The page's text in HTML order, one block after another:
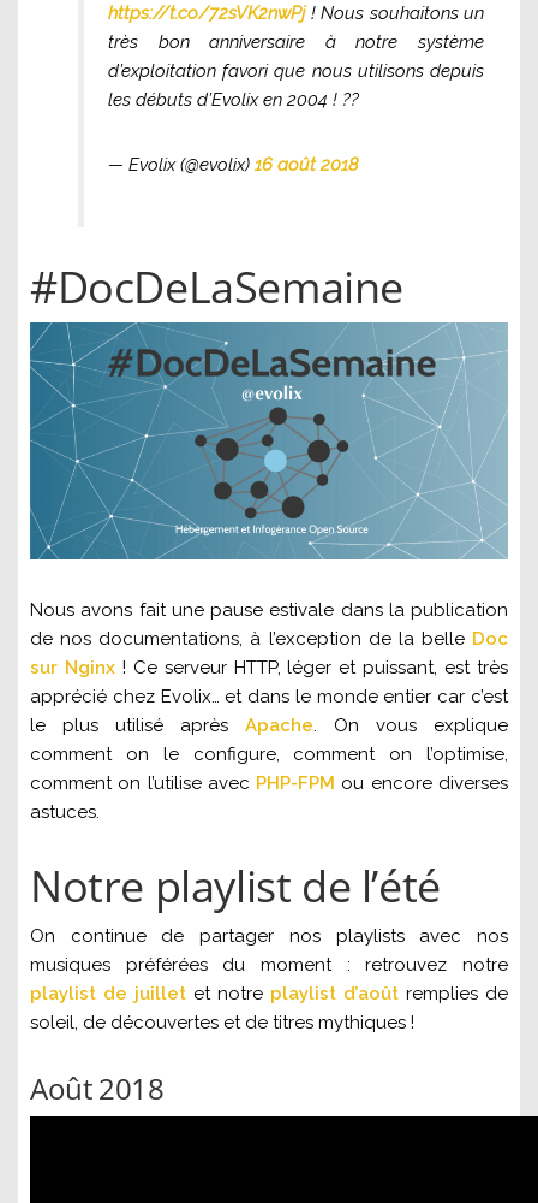
https://t.co/72sVK2nwPj! Nous souhaitons un
très bon anniversaire à notre système
d’exploitation favori que nous utilisons depuis
les débuts d’Evolix en 2004 ! ??
— Evolix (@evolix) 16 août 2018
#DocDeLaSemaine
Nous avons fait une pause estivale dans la publication
de nos documentations, à l’exception de la belle Doc
sur Nginx! Ce serveur HTTP, léger et puissant, est très
apprécié chez Evolix… et dans le monde entier car c’est
le plus utilisé après Apache. On vous explique
comment on le configure, comment on l’optimise,
comment on l’utilise avec PHP-FPM ou encore diverses
astuces.
Notre playlist de l’été
On continue de partager nos playlists avec nos
musiques préférées du moment : retrouvez notre
playlist de juillet et notre playlist d’août remplies de
soleil, de découvertes et de titres mythiques !
Août 2018